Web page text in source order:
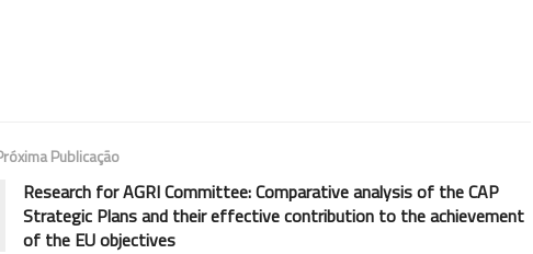
Publicação
Research for AGRI Committee: Comparative analysis of the CAP
Strategic Plans and their effective contribution to the achievement
of the EU objectives